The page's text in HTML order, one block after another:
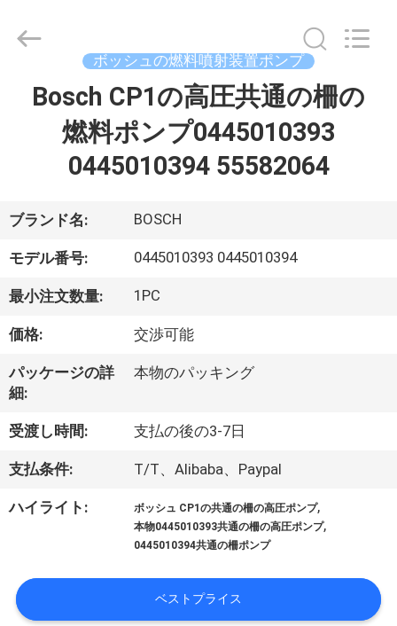
品
ビ
デ
オ
わ
た
し
に
Copyright
Dongguan
Guanlian
ボッシュの燃料噴射装置ポンプ
Bosch CP1の高圧共通の柵の
燃料ポンプ0445010393
0445010394 55582064
ブランド名: BOSCH
モデル番号: 0445010393 0445010394
最小注文数量: 1PC
価格: 交渉可能
パッケージの詳
細:
本物のパッキング
受渡し時間: 支払の後の3-7日
支払条件: T/T、Alibaba、Paypal
ハイライト: ボッシュ CP1の共通の柵の高圧ポンプ,
本物0445010393共通の柵の高圧ポンプ,
0445010394共通の柵ポンプ
ベストプライス